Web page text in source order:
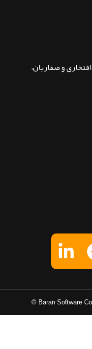
افتخاری و صفاریان،
Baran Software